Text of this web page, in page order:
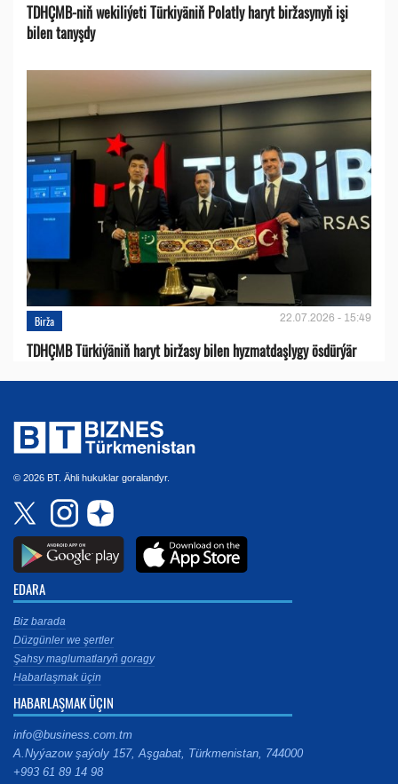
TDHÇMB-niň wekiliýeti Türkiyäniň Polatly haryt biržasynyň işi
bilen tanyşdy
Birža 22.07.2026 - 15:49
TDHÇMB Türkiýäniň haryt biržasy bilen hyzmatdaşlygy ösdürýär
© 2026 BT. Ähli hukuklar goralandyr.
EDARA
Biz barada
Düzgünler we şertler
Şahsy maglumatlaryň goragy
Habarlaşmak üçin
HABARLAŞMAK ÜÇIN
info@business.com.tm
A.Nyýazow şaýoly 157, Aşgabat, Türkmenistan, 744000
+993 61 89 14 98